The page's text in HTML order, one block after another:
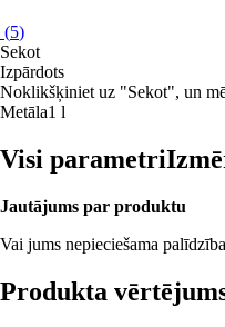
(5)
Sekot
Izpārdots
Noklikšķiniet uz "Sekot", un
Metāla1 l
Visi parametri
Jautājums par produktu
Vai jums nepieciešama
Produkta